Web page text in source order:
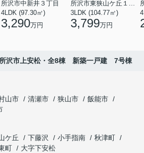
所沢市中新井３丁目
4LDK (97.30㎡)
3,290万円
所沢市東狭山ケ丘１丁目
3LDK (104.77㎡)
3,799万円
所沢市上安松・全8棟 新築一戸建 7号棟
山市 清瀬市 狭山市
飯能市
ケ丘 下藤沢 小手指南
秋津町
町
大字下安松